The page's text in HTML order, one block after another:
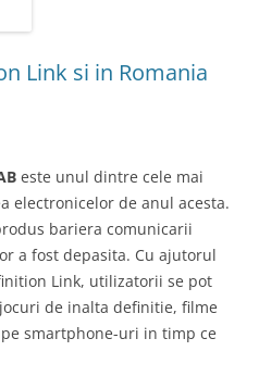
Link si in Romania
este unul dintre cele mai
electronicelor de anul acesta.
bariera comunicarii
a fost depasita. Cu ajutorul
Link, utilizatorii se pot
de inalta definitie, filme
smartphone-uri in timp ce